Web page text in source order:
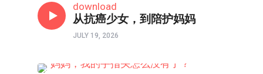
download
从抗癌少女，到陪护妈妈
JULY 19, 2026